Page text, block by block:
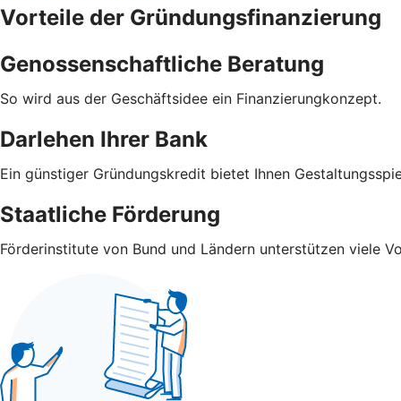
Vorteile der Gründungsfinanzierung
Genossenschaftliche Beratung
So wird aus der Geschäftsidee ein Finanzierungkonzept.
Darlehen Ihrer Bank
Ein günstiger Gründungskredit bietet Ihnen
Staatliche Förderung
Förderinstitute von Bund und Ländern unterstützen viele